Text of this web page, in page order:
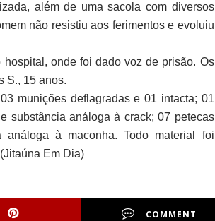
além de uma sacola com diversos
não resistiu aos ferimentos e evoluiu
onde foi dado voz de prisão. Os
S., 15 anos.
munições deflagradas e 01 intacta; 01
substância análoga à crack; 07 petecas
à maconha. Todo material foi
Em Dia)
COMMENT